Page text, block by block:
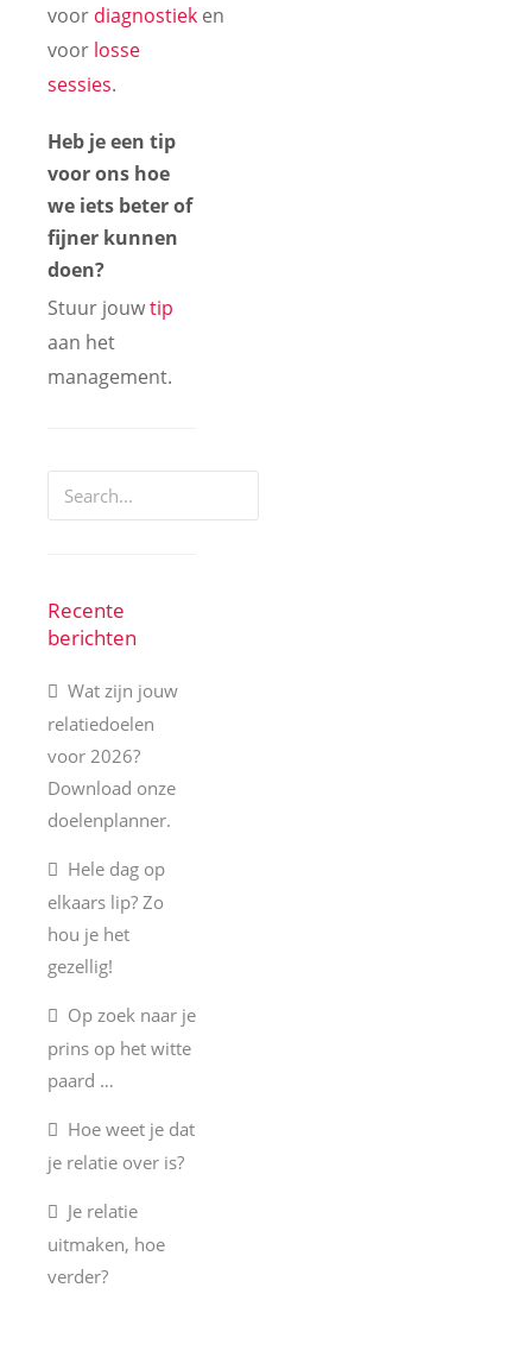
voor diagnostiek en
voor losse
sessies.
Heb je een tip
voor ons hoe
we iets beter of
fijner kunnen
doen?
Stuur jouwtip
aan het
management.
Recente
berichten
Wat zijn jouw
relatiedoelen
voor 2026?
Download onze
doelenplanner.
Hele dag op
elkaars lip? Zo
hou je het
gezellig!
Op zoek naar je
prins op het witte
paard …
Hoe weet je dat
je relatie over is?
Je relatie
uitmaken, hoe
verder?